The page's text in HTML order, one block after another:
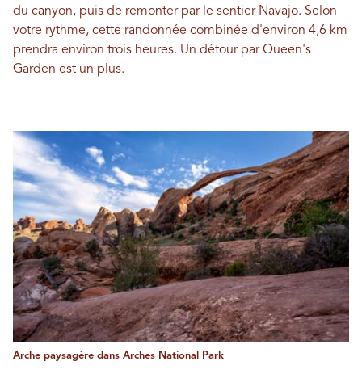
du canyon, puis de remonter par le sentier Navajo. Selon
votre rythme, cette randonnée combinée d'environ 4,6 km
prendra environ trois heures. Un détour par Queen's
Garden est un plus.
Arche paysagère dans Arches National Park